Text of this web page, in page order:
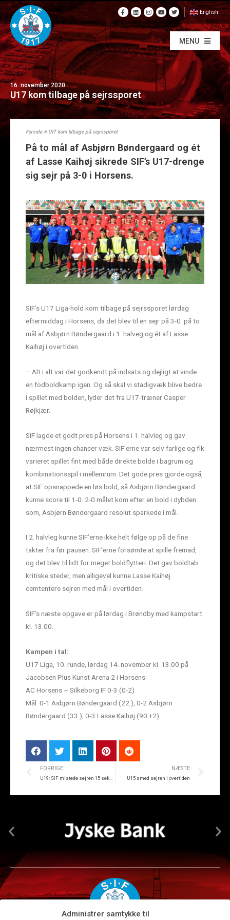
Administrer samtykke til
English
MENU
16. november 2020
U17 kom tilbage på sejrssporet
Forside» U17 kom tilbage på sejrssporet
På to mål af Asbjørn Bøndergaard og ét
af Lasse Kaihøj sikrede SIF’s U17-drenge
sig sejr på 3-0 i Horsens.
SIF’s U17 Liga-hold kom tilbage på sejrssporet lørdag
eftermiddag i Horsens, da det blev til en sejr på 3-0 på to
mål af Asbjørn Bøndergaard i 1. halveg og ét af Lasse
Kaihøj i overtiden.
– Alt i alt var det godkendt på indsats og dejligt at vinde
en fodboldkamp igen. Og så skal vi stadigvæk blive bedre
i spillet med bolden, lyder det fra U17-træner Casper
Røjkjær.
SIF lagde et godt pres på Horsens i 1. halvleg og gav
nærmest ingen chancer væk. SIF’erne var selv farlige og fik
varieret spillet fint med både direkte bolde i bagrum og
kombinationsspil i mellemrum. Det gode pres gjorde også,
at SIF opsnappede en løs bold, så Asbjørn Bøndergaard
kunne score til 1-0. 2-0 målet kom efter en bold i dybden
som, Asbjørn Bøndergaard resolut sparkede i mål.
I 2. halvleg kunne SIF’erne ikke helt følge op på de fine
takter fra før pausen. SIF’erne forsømte at spille fremad,
og det blev til lidt for meget boldflytteri. Det gav boldtab
kritiske steder, men alligevel kunne Lasse Kaihøj
cemtentere sejren med mål i overtiden.
SIF’s næste opgave er på lørdag i Brøndby med kampstart
kl. 13.00.
Kampen i tal:
U17 Liga, 10. runde, lørdag 14. november kl. 13.00 på
Jacobsen Plus Kunst Arena 2 i Horsens:
AC Horsens – Silkeborg IF 0-3 (0-2)
Mål: 0-1 Asbjørn Bøndergaard (22.), 0-2 Asbjørn
Bøndergaard (33.), 0-3 Lasse Kaihøj (90.+2).
FORRIGE
U19: SIF mistede sejren 15 sekunder før tid
NÆSTE
U15 smed sejren i overtiden